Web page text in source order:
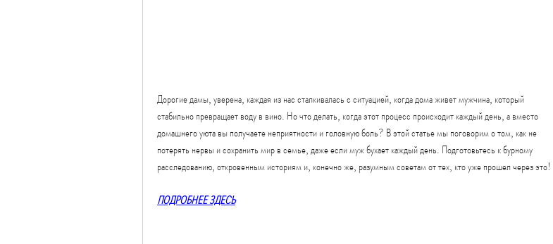
Дорогие дамы, уверена, каждая из нас сталкивалась с ситуацией, когда дома живет мужчина, который
стабильно превращает воду в вино. Но что делать, когда этот процесс происходит каждый день, а вместо
домашнего уюта вы получаете неприятности и головную боль? В этой статье мы поговорим о том, как не
потерять нервы и сохранить мир в семье, даже если муж бухает каждый день. Подготовьтесь к бурному
расследованию, откровенным историям и, конечно же, разумным советам от тех, кто уже прошел через это!
ПОДРОБНЕЕ ЗДЕСЬ